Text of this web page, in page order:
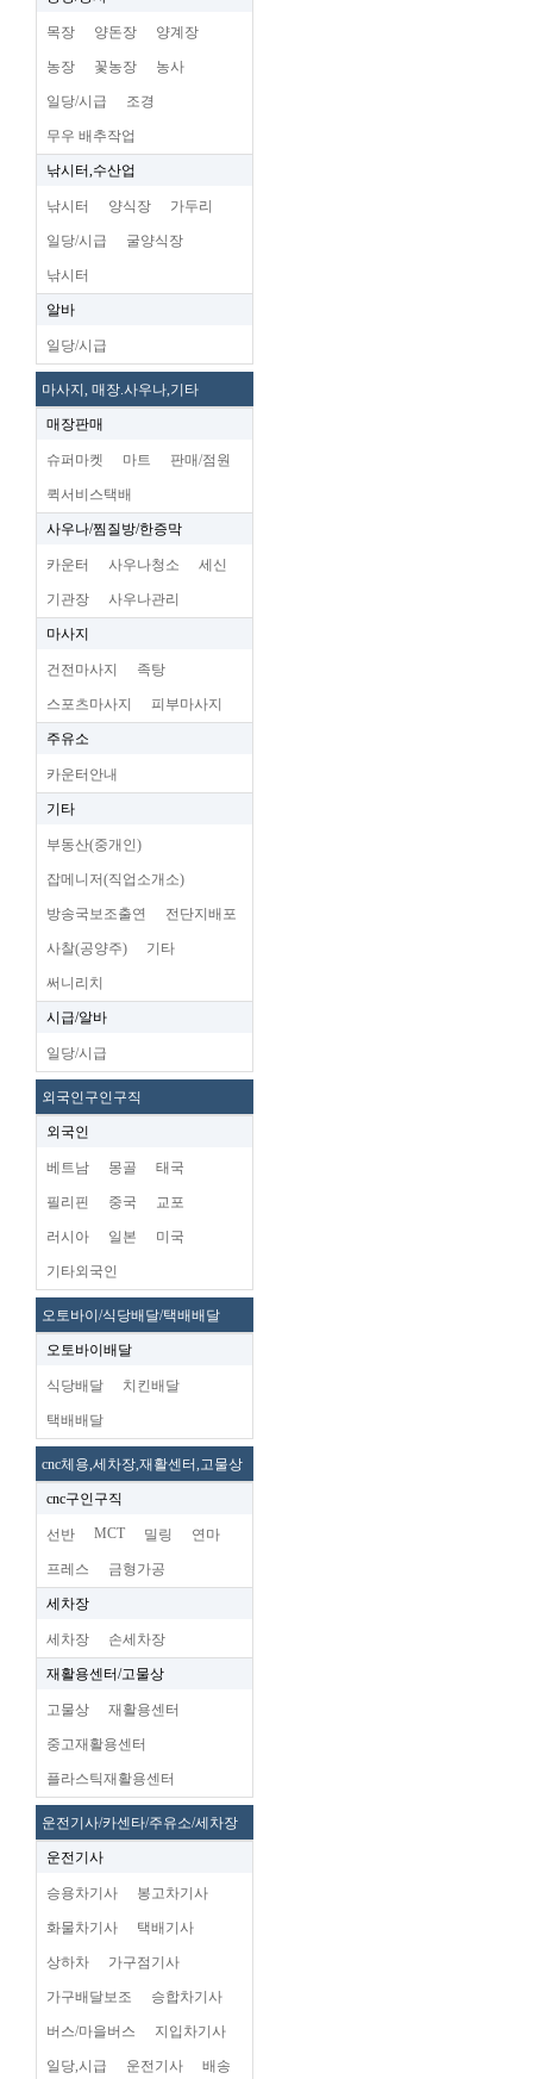
목장 양돈장 양계장
농장 꽃농장 농사
일당/시급 조경
무우 배추작업
낚시터,수산업
낚시터 양식장 가두리
일당/시급 굴양식장
낚시터
알바
일당/시급
마사지, 매장.사우나,기타
매장판매
슈퍼마켓 마트 판매/점원
퀵서비스택배
사우나/찜질방/한증막
카운터 사우나청소 세신
기관장 사우나관리
마사지
건전마사지 족탕
스포츠마사지 피부마사지
주유소
카운터안내
기타
부동산(중개인)
잡메니저(직업소개소)
방송국보조출연 전단지배포
사찰(공양주) 기타
써니리치
시급/알바
일당/시급
외국인구인구직
외국인
베트남 몽골 태국
필리핀 중국 교포
러시아 일본 미국
기타외국인
오토바이/식당배달/택배배달
오토바이배달
식당배달 치킨배달
택배배달
cnc체용,세차장,재활센터,고물상
cnc구인구직
선반 MCT 밀링 연마
프레스 금형가공
세차장
세차장 손세차장
재활용센터/고물상
고물상 재활용센터
중고재활용센터
플라스틱재활용센터
운전기사/카센타/주유소/세차장
운전기사
승용차기사 봉고차기사
화물차기사 택배기사
상하차 가구점기사
가구배달보조 승합차기사
버스/마을버스 지입차기사
일당,시급 운전기사 배송